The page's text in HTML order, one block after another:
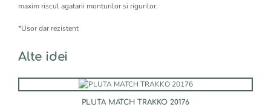
maxim riscul agatarii monturilor si rigurilor.
*Usor dar rezistent
Alte idei
PLUTA MATCH TRAKKO 20176
produs